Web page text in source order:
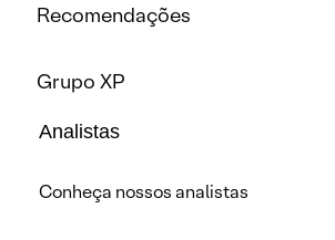
Recomendações
Grupo XP
Analistas
Conheça nossos analistas